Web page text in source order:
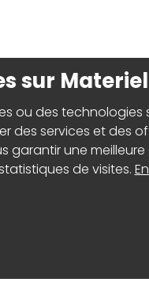
sur
ou des technologies
des services et des
garantir une
de visites.